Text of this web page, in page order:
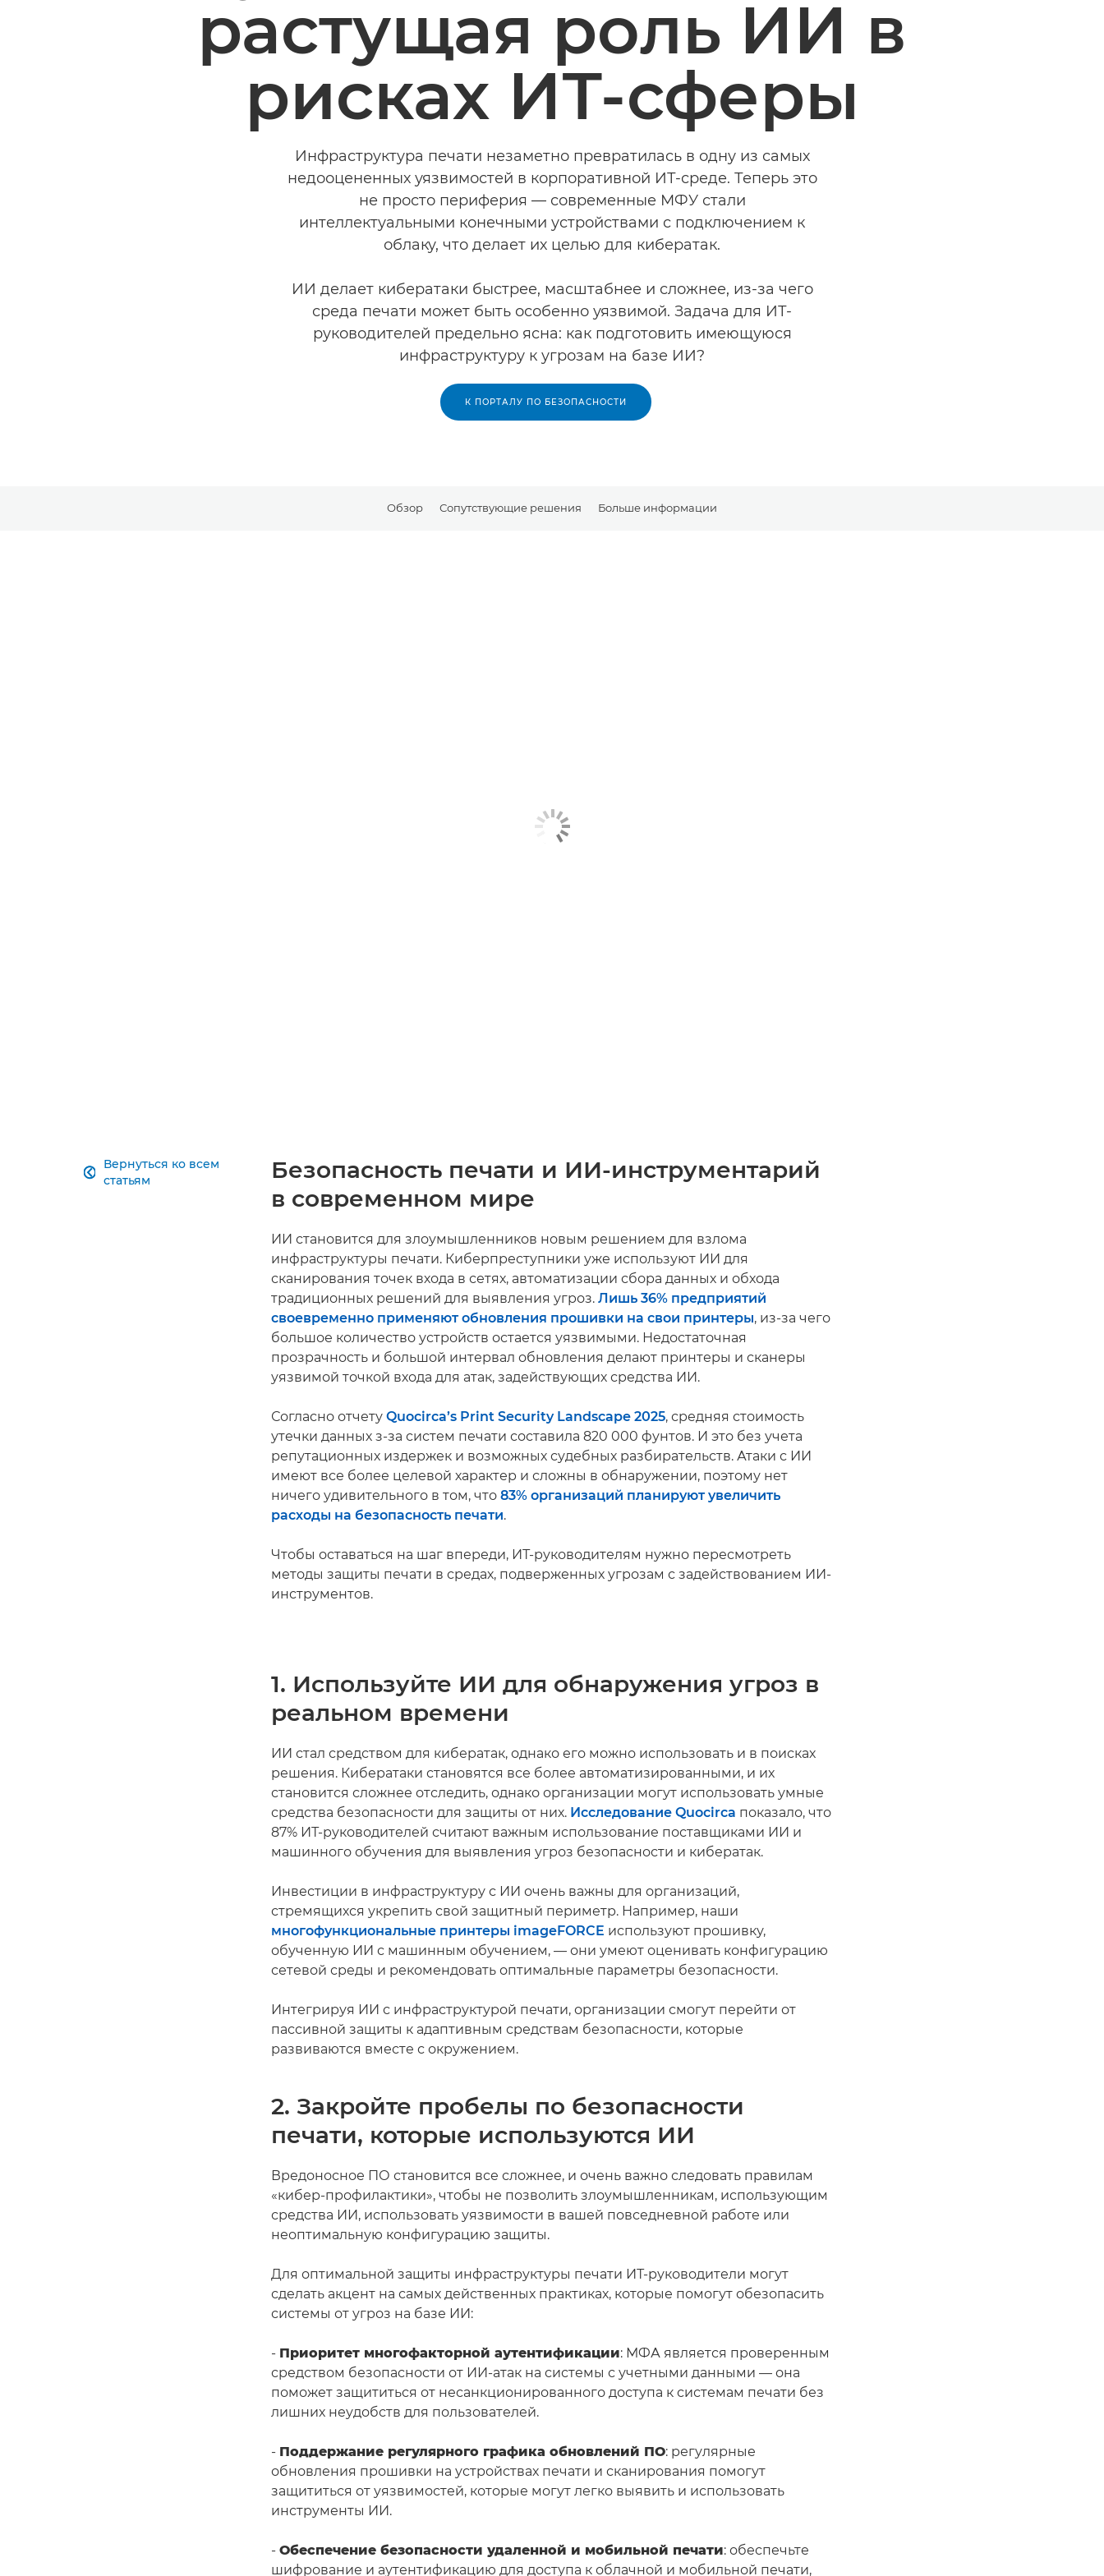
растущая роль ИИ в
рисках ИТ-сферы
Инфраструктура печати незаметно превратилась в одну из самых
недооцененных уязвимостей в корпоративной ИТ-среде. Теперь это
не просто периферия — современные МФУ стали
интеллектуальными конечными устройствами с подключением к
облаку, что делает их целью для кибератак.
ИИ делает кибератаки быстрее, масштабнее и сложнее, из-за чего
среда печати может быть особенно уязвимой. Задача для ИТ-
руководителей предельно ясна: как подготовить имеющуюся
инфраструктуру к угрозам на базе ИИ?
К ПОРТАЛУ ПО БЕЗОПАСНОСТИ
Обзор Сопутствующие решения Больше информации
Вернуться ко всем
статьям

Безопасность печати и ИИ-инструментарий
в современном мире
ИИ становится для злоумышленников новым решением для взлома
инфраструктуры печати. Киберпреступники уже используют ИИ для
сканирования точек входа в сетях, автоматизации сбора данных и обхода
традиционных решений для выявления угроз. Лишь 36% предприятий
своевременно применяют обновления прошивки на свои принтеры, из-за чего
большое количество устройств остается уязвимыми. Недостаточная
прозрачность и большой интервал обновления делают принтеры и сканеры
уязвимой точкой входа для атак, задействующих средства ИИ.
Согласно отчету Quocirca’s Print Security Landscape 2025, средняя стоимость
утечки данных з-за систем печати составила 820 000 фунтов. И это без учета
репутационных издержек и возможных судебных разбирательств. Атаки с ИИ
имеют все более целевой характер и сложны в обнаружении, поэтому нет
ничего удивительного в том, что 83% организаций планируют увеличить
расходы на безопасность печати.
Чтобы оставаться на шаг впереди, ИТ-руководителям нужно пересмотреть
методы защиты печати в средах, подверженных угрозам с задействованием ИИ-
инструментов.
1. Используйте ИИ для обнаружения угроз в
реальном времени
ИИ стал средством для кибератак, однако его можно использовать и в поисках
решения. Кибератаки становятся все более автоматизированными, и их
становится сложнее отследить, однако организации могут использовать умные
средства безопасности для защиты от них. Исследование Quocirca показало, что
87% ИТ-руководителей считают важным использование поставщиками ИИ и
машинного обучения для выявления угроз безопасности и кибератак.
Инвестиции в инфраструктуру с ИИ очень важны для организаций,
стремящихся укрепить свой защитный периметр. Например, наши
многофункциональные принтеры imageFORCE используют прошивку,
обученную ИИ с машинным обучением, — они умеют оценивать конфигурацию
сетевой среды и рекомендовать оптимальные параметры безопасности.
Интегрируя ИИ с инфраструктурой печати, организации смогут перейти от
пассивной защиты к адаптивным средствам безопасности, которые
развиваются вместе с окружением.
2. Закройте пробелы по безопасности
печати, которые используются ИИ
Вредоносное ПО становится все сложнее, и очень важно следовать правилам
«кибер-профилактики», чтобы не позволить злоумышленникам, использующим
средства ИИ, использовать уязвимости в вашей повседневной работе или
неоптимальную конфигурацию защиты.
Для оптимальной защиты инфраструктуры печати ИТ-руководители могут
сделать акцент на самых действенных практиках, которые помогут обезопасить
системы от угроз на базе ИИ:
- Приоритет многофакторной аутентификации: МФА является проверенным
средством безопасности от ИИ-атак на системы с учетными данными — она
поможет защититься от несанкционированного доступа к системам печати без
лишних неудобств для пользователей.
- Поддержание регулярного графика обновлений ПО: регулярные
обновления прошивки на устройствах печати и сканирования помогут
защититься от уязвимостей, которые могут легко выявить и использовать
инструменты ИИ.
- Обеспечение безопасности удаленной и мобильной печати: обеспечьте
шифрование и аутентификацию для доступа к облачной и мобильной печати,